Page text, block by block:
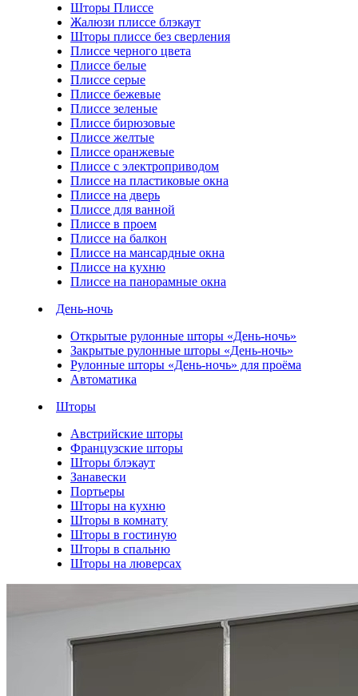
Шторы Плиссе
Жалюзи плиссе блэкаут
Шторы плиссе без сверления
Плиссе черного цвета
Плиссе белые
Плиссе серые
Плиссе бежевые
Плиссе зеленые
Плиссе бирюзовые
Плиссе желтые
Плиссе оранжевые
Плиссе с электроприводом
Плиссе на пластиковые окна
Плиссе на дверь
Плиссе для ванной
Плиссе в проем
Плиссе на балкон
Плиссе на мансардные окна
Плиссе на кухню
Плиссе на панорамные окна
День-ночь
Открытые рулонные шторы «День-ночь»
Закрытые рулонные шторы «День-ночь»
Рулонные шторы «День-ночь» для проёма
Автоматика
Шторы
Австрийские шторы
Французские шторы
Шторы блэкаут
Занавески
Портьеры
Шторы на кухню
Шторы в комнату
Шторы в гостиную
Шторы в спальню
Шторы на люверсах